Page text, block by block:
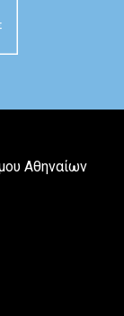
Αθηναίων